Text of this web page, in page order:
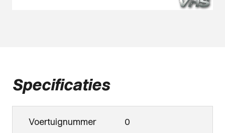
Specificaties
Voertuignummer 0